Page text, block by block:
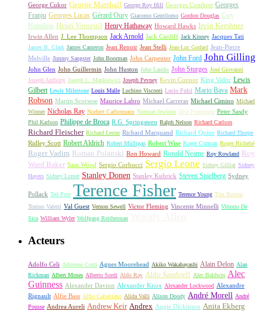
George Cukor George Marshall George Roy Hill Georges Combret Georges
Franju Georges Lucas Gérard Oury Giacomo Gentilomo Gordon Douglas Guy
Hamilton Henri Verneuil Henry Hathaway Howard Hawks Irvin Kershner
Irwin Allen J. Lee Thompson Jack Arnold Jack Cardiff Jack Kinney Jacques Tati
James B. Clark James Cameron Jean Renoir Jean Stelli Jean-Luc Godard Jean-Pierre
Melville Jimmy Sangster John Boorman John Carpenter John Ford John Gilling
John Glen John Guillermin John Huston John Landis John Sturges José Giovanni
Joseph Anthony Joseph L. Mankiewicz Joseph Pevney Kevin Connor King Vidor Lewis
Gilbert Lewis Milestone Louis Malle Luchino Visconti Lucio Fulci Mario Bava Mark
Robson Martin Scorsese Maurice Labro Michael Carreras Michael Cimino Michael
Winner Nicholas Ray Norbert Carbonnaux Norman Jewison Otto Preminger Peter Sasdy
Phil Karlson Philippe de Broca R.G. Springsteen Ralph Nelson Richard Carlson
Richard Fleischer Richard Lester Richard Marquand Richard Quine Richard Thorpe
Ridley Scott Robert Aldrich Robert Mulligan Robert Wise Roger Corman Roger Richebé
Roger Vadim Roman Polanski Ron Howard Ronald Neame Roy Rowland
Roy
Ward Baker Sam Wood Sergio Corbucci Sergio Leone Sidney Gilliat Sidney
Hayers Sidney Lumet Stanley Donen Stanley Kubrick Steven Spielberg Sydney
Pollack Ted Post Terence Fisher Terence Young Tim Burton
Tonino Valerii Val Guest Vernon Sewell Victor Fleming Vincente Minnelli Vittorio De
Sica William Wyler Wolfgang Reitherman
Acteurs
Adolfo Celi Adrienne Corri Agnes Moorehead Akiko Wakabayashi Alain Delon Alan
Rickman Albert Moses Alberto Sordi Aldo Ray Aldo Sambrell Alec Baldwin Alec
Guinness Alexander Davion Alexander Knox Alexander Lockwood Alexandre
Rignault Alfie Bass Alfio Caltabiano Alida Valli Alison Doody André Morell
André
Pousse Andrea Aureli Andrew Keir Andrex Angie Dickinson Anita Ekberg